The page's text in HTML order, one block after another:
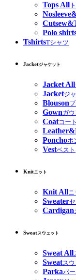
Tops All
Polo
TshirtsTシャツ
Jacketジャケット
Jacket All
Jacketジ
Blouson
Gownガウ
Coatコート
Ponchoポ
Vestベスト
Knitニット
Knit Allニ
Sweater
Cardigan
Sweatスウェット
Sweat All
Sweatスウ
Parkaパー